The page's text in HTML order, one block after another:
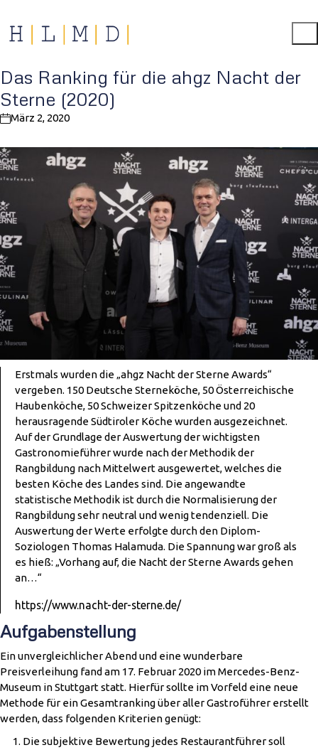
Das Ranking für die ahgz Nacht der
Sterne (2020)
März 2, 2020
Erstmals wurden die „ahgz Nacht der Sterne Awards“
vergeben. 150 Deutsche Sterneköche, 50 Österreichische
Haubenköche, 50 Schweizer Spitzenköche und 20
herausragende Südtiroler Köche wurden ausgezeichnet.
Auf der Grundlage der Auswertung der wichtigsten
Gastronomieführer wurde nach der Methodik der
Rangbildung nach Mittelwert ausgewertet, welches die
besten Köche des Landes sind. Die angewandte
statistische Methodik ist durch die Normalisierung der
Rangbildung sehr neutral und wenig tendenziell. Die
Auswertung der Werte erfolgte durch den Diplom-
Soziologen Thomas Halamuda. Die Spannung war groß als
es hieß: „Vorhang auf, die Nacht der Sterne Awards gehen
an…“
https://www.nacht-der-sterne.de/
Aufgabenstellung
Ein unvergleichlicher Abend und eine wunderbare
Preisverleihung fand am 17. Februar 2020 im Mercedes-Benz-
Museum in Stuttgart statt. Hierfür sollte im Vorfeld eine neue
Methode für ein Gesamtranking über aller Gastroführer erstellt
werden, dass folgenden Kriterien genügt:
Die subjektive Bewertung jedes Restaurantführer soll